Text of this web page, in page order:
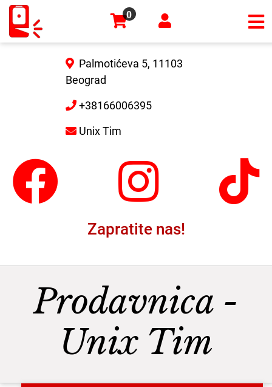
×
0
Palmotićeva 5, 11103
Beograd
+38166006395
Unix Tim
Zapratite nas!
Prodavnica -
Unix Tim